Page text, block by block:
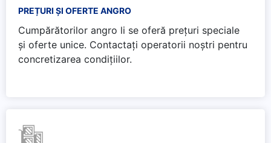
PREȚURI ȘI OFERTE ANGRO
Cumpărătorilor angro li se oferă prețuri speciale
și oferte unice. Contactați operatorii noștri pentru
concretizarea condițiilor.